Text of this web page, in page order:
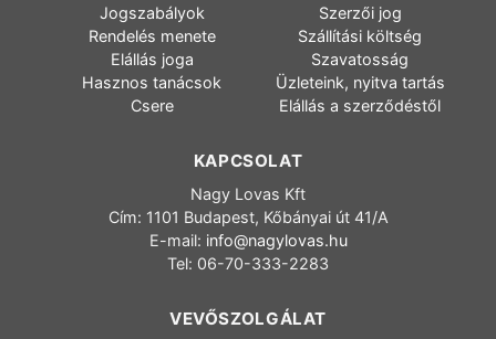
Jogszabályok
Szerzői jog
Rendelés menete
Szállítási költség
Elállás joga
Szavatosság
Hasznos tanácsok
Üzleteink, nyitva tartás
Csere
Elállás a szerződéstől
KAPCSOLAT
Nagy Lovas Kft
Cím: 1101 Budapest, Kőbányai út 41/A
E-mail: info@nagylovas.hu
Tel: 06-70-333-2283
VEVŐSZOLGÁLAT